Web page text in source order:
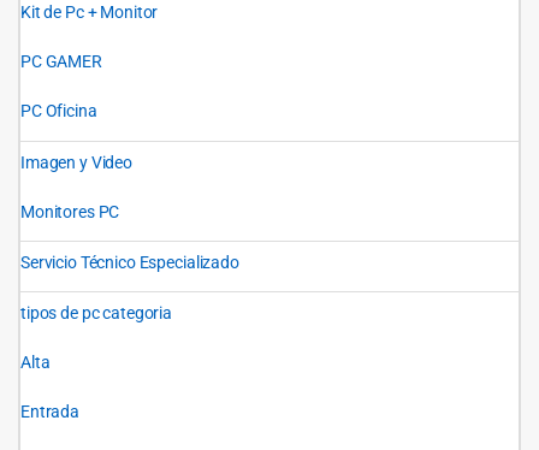
Kit de Pc + Monitor
PC GAMER
PC Oficina
Imagen y Video
Monitores PC
Servicio Técnico Especializado
tipos de pc categoria
Alta
Entrada